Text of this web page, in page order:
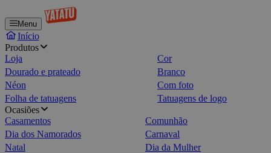
Menu
Início
Produtos
Loja
Cor
Dourado e prateado
Branco
Néon
Com foto
Folha de tatuagens
Tatuagens de logo
Ocasiões
Casamentos
Comunhão
Dia dos Namorados
Carnaval
Natal
Dia da Mulher